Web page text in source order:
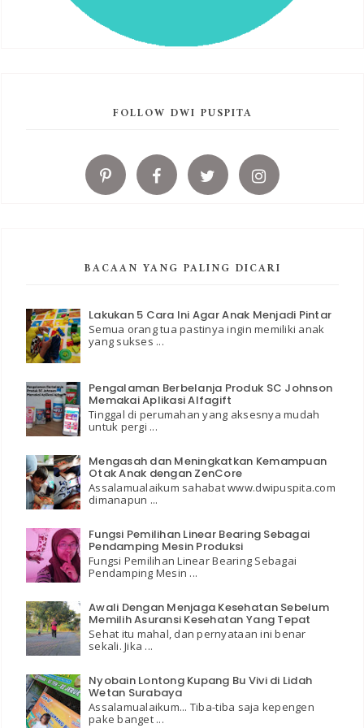
FOLLOW DWI PUSPITA
BACAAN YANG PALING DICARI
Lakukan 5 Cara Ini Agar Anak Menjadi Pintar
Semua orang tua pastinya ingin memiliki anak
yang sukses ...
Pengalaman Berbelanja Produk SC Johnson
Memakai Aplikasi Alfagift
Tinggal di perumahan yang aksesnya mudah
untuk pergi ...
Mengasah dan Meningkatkan Kemampuan
Otak Anak dengan ZenCore
Assalamualaikum sahabat www.dwipuspita.com
dimanapun ...
Fungsi Pemilihan Linear Bearing Sebagai
Pendamping Mesin Produksi
Fungsi Pemilihan Linear Bearing Sebagai
Pendamping Mesin ...
Awali Dengan Menjaga Kesehatan Sebelum
Memilih Asuransi Kesehatan Yang Tepat
Sehat itu mahal, dan pernyataan ini benar
sekali. Jika ...
Nyobain Lontong Kupang Bu Vivi di Lidah
Wetan Surabaya
Assalamualaikum... Tiba-tiba saja kepengen
pake banget ...